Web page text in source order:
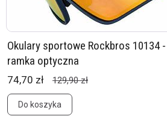
Okulary sportowe Rockbros 10134
ramka optyczna
74,70 zł 129,90 zł
Do koszyka